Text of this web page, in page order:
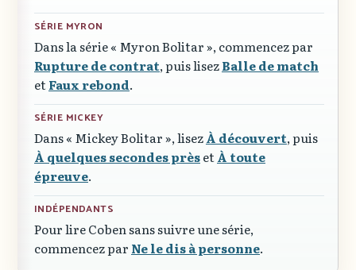
SÉRIE MYRON
Dans la série« Myron Bolitar », commencez par
Rupture de contrat, puis lisezBalle de match
etFaux rebond.
SÉRIE MICKEY
Dans« Mickey Bolitar », lisezÀ découvert, puis
À quelques secondes prèsetÀ toute
épreuve.
INDÉPENDANTS
Pour lire Coben sans suivre une série,
commencez par Ne le dis à personne.